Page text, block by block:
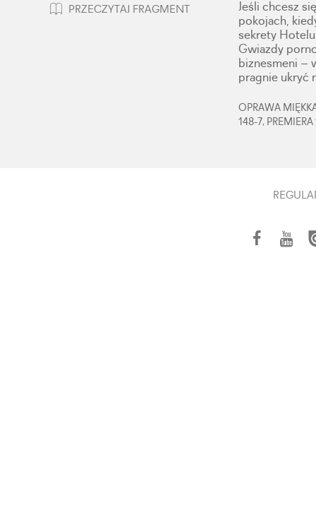
PRZECZYTAJ FRAGMENT
Jeśli chcesz
pokojach,
sekrety
Gwiazdy
biznesmeni –
pragnie ukryć
OPRAWA
148-7,